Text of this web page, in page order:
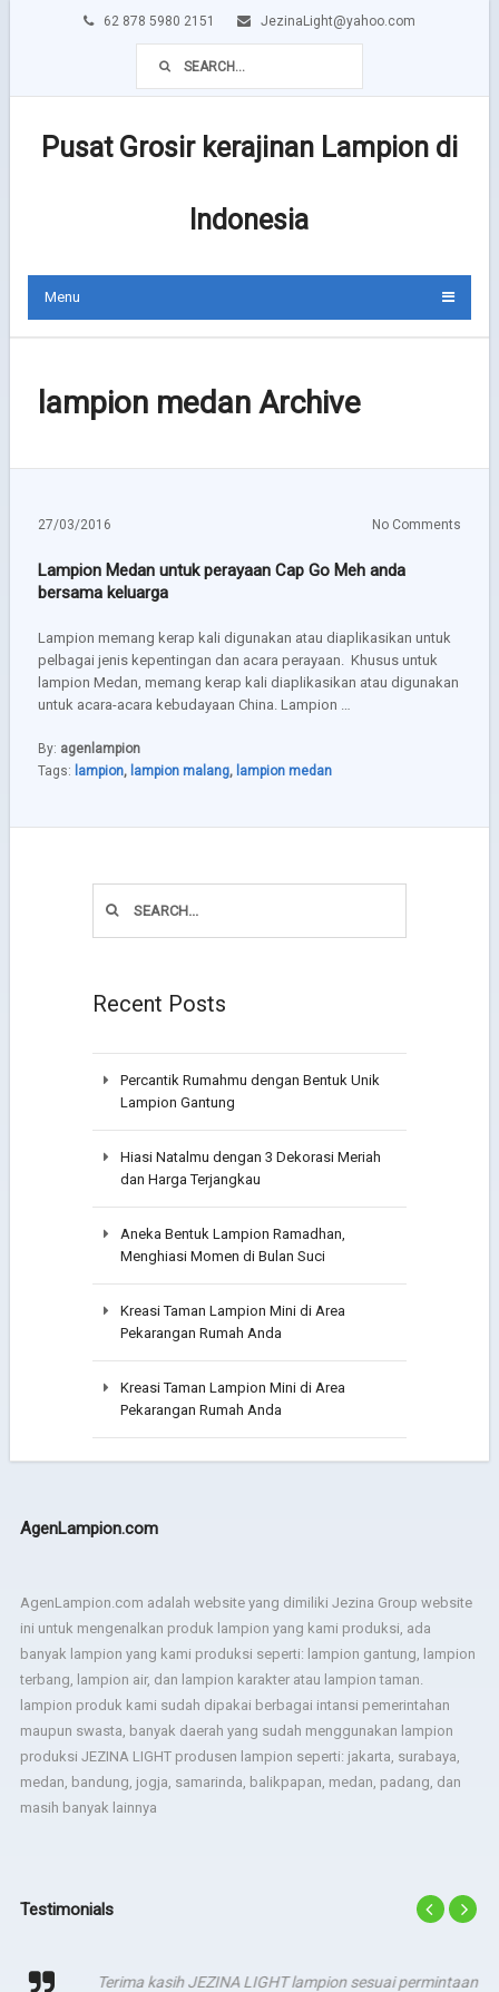
62 878 5980 2151 JezinaLight@yahoo.com
Pusat Grosir kerajinan Lampion di
Indonesia
Menu
lampion medan Archive
27/03/2016 No Comments
Lampion Medan untuk perayaan Cap Go Meh anda
bersama keluarga
Lampion memang kerap kali digunakan atau diaplikasikan untuk
pelbagai jenis kepentingan dan acara perayaan. Khusus untuk
lampion Medan, memang kerap kali diaplikasikan atau digunakan
untuk acara-acara kebudayaan China. Lampion …
By: agenlampion
Tags: lampion, lampion malang, lampion medan
Recent Posts
Percantik Rumahmu dengan Bentuk Unik
Lampion Gantung
Hiasi Natalmu dengan 3 Dekorasi Meriah
dan Harga Terjangkau
Aneka Bentuk Lampion Ramadhan,
Menghiasi Momen di Bulan Suci
Kreasi Taman Lampion Mini di Area
Pekarangan Rumah Anda
Kreasi Taman Lampion Mini di Area
Pekarangan Rumah Anda
AgenLampion.com
AgenLampion.com adalah website yang dimiliki Jezina Group website
ini untuk mengenalkan produk lampion yang kami produksi, ada
banyak lampion yang kami produksi seperti: lampion gantung, lampion
terbang, lampion air, dan lampion karakter atau lampion taman.
lampion produk kami sudah dipakai berbagai intansi pemerintahan
maupun swasta, banyak daerah yang sudah menggunakan lampion
produksi JEZINA LIGHT produsen lampion seperti: jakarta, surabaya,
medan, bandung, jogja, samarinda, balikpapan, medan, padang, dan
masih banyak lainnya
Testimonials
Terima kasih JEZINA LIGHT lampion sesuai permintaan